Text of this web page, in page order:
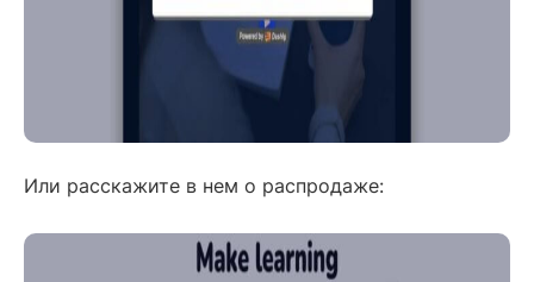
Или расскажите в нем о распродаже: